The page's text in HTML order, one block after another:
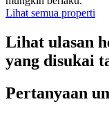
Lihat semua properti
Lihat ulasan
yang disukai
Pertanyaan